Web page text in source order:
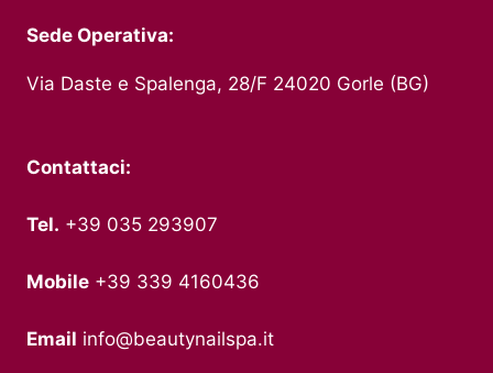
Sede Operativa:
Via Daste e Spalenga, 28/F 24020 Gorle (BG)
Contattaci:
Tel. +39 035 293907
Mobile +39 339 4160436
Email info@beautynailspa.it